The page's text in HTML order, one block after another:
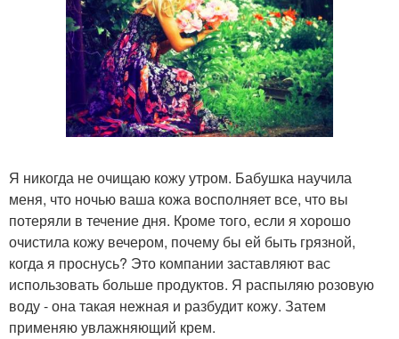
Я никогда не очищаю кожу утром. Бабушка научила
меня, что ночью ваша кожа восполняет все, что вы
потеряли в течение дня. Кроме того, если я хорошо
очистила кожу вечером, почему бы ей быть грязной,
когда я проснусь? Это компании заставляют вас
использовать больше продуктов. Я распыляю розовую
воду - она такая нежная и разбудит кожу. Затем
применяю увлажняющий крем.